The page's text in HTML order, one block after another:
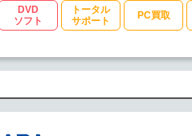
DVD
ソフト
トータル
サポート
PC買取